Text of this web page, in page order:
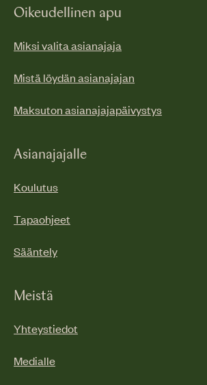
Oikeudellinen apu
Miksi valita asianajaja
Mistä löydän asianajajan
Maksuton asianajajapäivystys
Asianajajalle
Koulutus
Tapaohjeet
Sääntely
Meistä
Yhteystiedot
Medialle